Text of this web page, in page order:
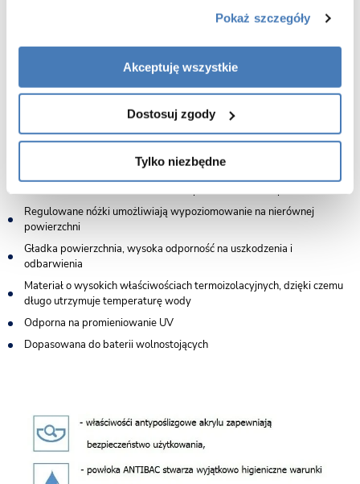
Pokaż szczegóły
Akceptuję wszystkie
Dostosuj zgody
Tylko niezbędne
Dodatkowym atutem jest antybakteryjna warstwa Gelcoat, która hamuje
rozwój drobnoustrojów i bakterii, podnosząc poziom higieny w łazience.
Powierzchnia wanny pozostaje bezpieczna, łatwa do utrzymania w
czystości i odporna na codzienne użytkowanie, eliminując problemy
typowe dla strefy kąpielowej. To rozwiązanie stworzone z myślą o
trwałości, estetyce i komforcie użytkownika.
Produkt HandMade - ręczne wykonanie produktów
Regulowane nóżki umożliwiają wypoziomowanie na nierównej
powierzchni
Gładka powierzchnia, wysoka odporność na uszkodzenia i
odbarwienia
Materiał o wysokich właściwościach termoizolacyjnych, dzięki czemu
długo utrzymuje temperaturę wody
Odporna na promieniowanie UV
Dopasowana do baterii wolnostojących